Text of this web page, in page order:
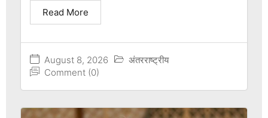
August 8, 2026
अंतरराष्ट्रीय
Comment (0)
Read More